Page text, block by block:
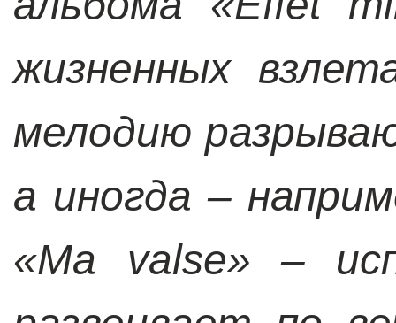
жизненных
мелодию
а иногда –
«Ma valse» –